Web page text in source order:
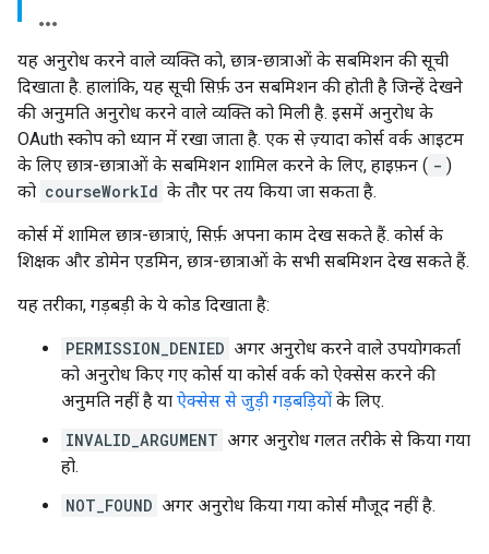
यह अनुरोध करने वाले व्यक्ति को, छात्र-छात्राओं के सबमिशन की सूची
दिखाता है. हालांकि, यह सूची सिर्फ़ उन सबमिशन की होती है जिन्हें देखने
की अनुमति अनुरोध करने वाले व्यक्ति को मिली है. इसमें अनुरोध के
OAuth स्कोप को ध्यान में रखा जाता है. एक से ज़्यादा कोर्स वर्क आइटम
के लिए छात्र-छात्राओं के सबमिशन शामिल करने के लिए, हाइफ़न ( - )
को courseWorkId के तौर पर तय किया जा सकता है.
कोर्स में शामिल छात्र-छात्राएं, सिर्फ़ अपना काम देख सकते हैं. कोर्स के
शिक्षक और डोमेन एडमिन, छात्र-छात्राओं के सभी सबमिशन देख सकते हैं.
यह तरीका, गड़बड़ी के ये कोड दिखाता है:
PERMISSION_DENIED अगर अनुरोध करने वाले उपयोगकर्ता
को अनुरोध किए गए कोर्स या कोर्स वर्क को ऐक्सेस करने की
अनुमति नहीं है या ऐक्सेस से जुड़ी गड़बड़ियों के लिए.
INVALID_ARGUMENT अगर अनुरोध गलत तरीके से किया गया
हो.
NOT_FOUND अगर अनुरोध किया गया कोर्स मौजूद नहीं है.